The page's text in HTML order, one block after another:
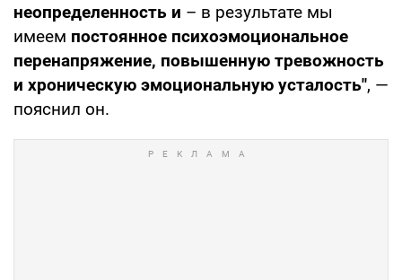
неопределенность и – в результате мы
имеем постоянное психоэмоциональное
перенапряжение, повышенную тревожность
и хроническую эмоциональную усталость", —
пояснил он.